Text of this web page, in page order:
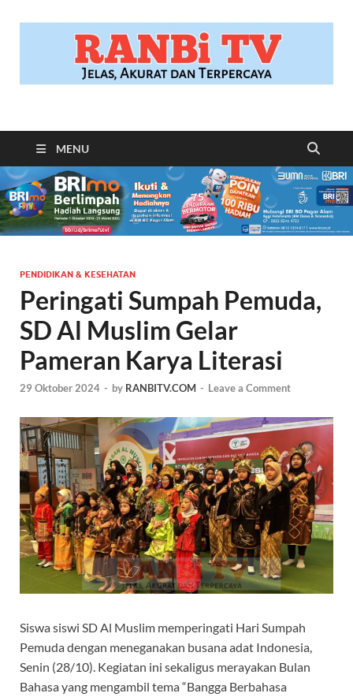
RANBITV.COM
MENU
PENDIDIKAN & KESEHATAN
Peringati Sumpah Pemuda,
SD Al Muslim Gelar
Pameran Karya Literasi
29 Oktober 2024 - by RANBITV.COM - Leave a Comment
Siswa siswi SD Al Muslim memperingati Hari Sumpah
Pemuda dengan meneganakan busana adat Indonesia,
Senin (28/10). Kegiatan ini sekaligus merayakan Bulan
Bahasa yang mengambil tema “Bangga Berbahasa